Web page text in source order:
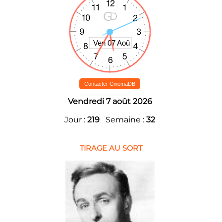
Contacter CinemaDB
Vendredi 7 août 2026
Jour : 219 Semaine : 32
TIRAGE AU SORT